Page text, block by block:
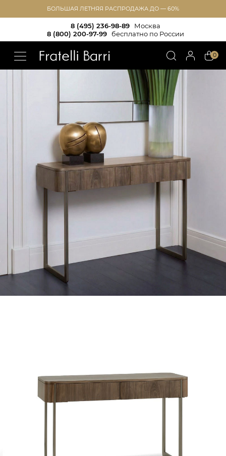
БОЛЬШАЯ ЛЕТНЯЯ РАСПРОДАЖА ДО — 60%
8 (495) 236-98-89
Москва
8 (800) 200-97-99
бесплатно по России
0